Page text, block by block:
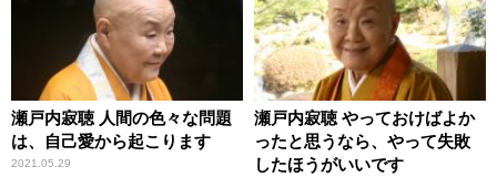
瀬戸内寂聴 人間の色々な問題
は、自己愛から起こります
2021.05.29
瀬戸内寂聴 やっておけばよか
ったと思うなら、やって失敗
したほうがいいです